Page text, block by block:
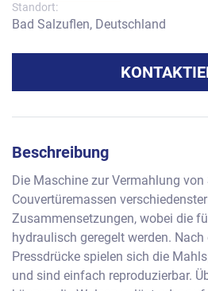
Standort:
Bad Salzuflen, Deutschland
Beschreibung
Die Maschine zur Vermahlung von
Couvertüremassen
Zusammensetzungen, wobei die
hydraulisch geregelt werden.
Pressdrücke spielen sich die
und sind einfach reproduzierbar.